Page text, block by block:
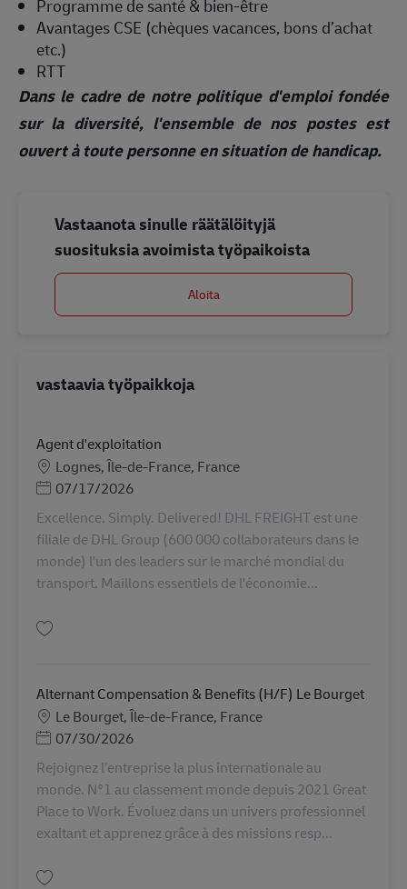
Programme de santé & bien-être
Avantages CSE (chèques vacances, bons d’achat
etc.)
RTT
Dans le cadre de notre politique d'emploi fondée
sur la diversité, l'ensemble de nos postes est
ouvert à toute personne en situation de handicap.
Vastaanota sinulle räätälöityjä
suosituksia avoimista työpaikoista
Aloita
vastaavia työpaikkoja
Agent d'exploitation
SijaintiLognes, Île-de-France, France
Posted Date
07/17/2026
Excellence. Simply. Delivered! DHL FREIGHT est une
filiale de DHL Group (600 000 collaborateurs dans le
monde) l'un des leaders sur le marché mondial du
transport. Maillons essentiels de l'économie...
Alternant Compensation & Benefits (H/F) Le Bourget
SijaintiLe Bourget, Île-de-France, France
Posted Date
07/30/2026
Rejoignez l’entreprise la plus internationale au
monde. N°1 au classement monde depuis 2021 Great
Place to Work. Évoluez dans un univers professionnel
exaltant et apprenez grâce à des missions resp...